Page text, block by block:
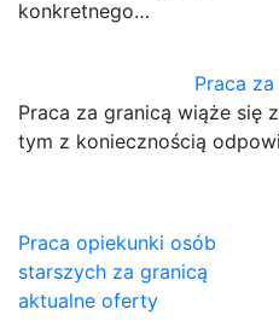
konkretnego…
Praca
Praca za granicą wiąże się
tym z koniecznością
Nawigacja
wpisu
Praca opiekunki osób
starszych za granicą
aktualne oferty